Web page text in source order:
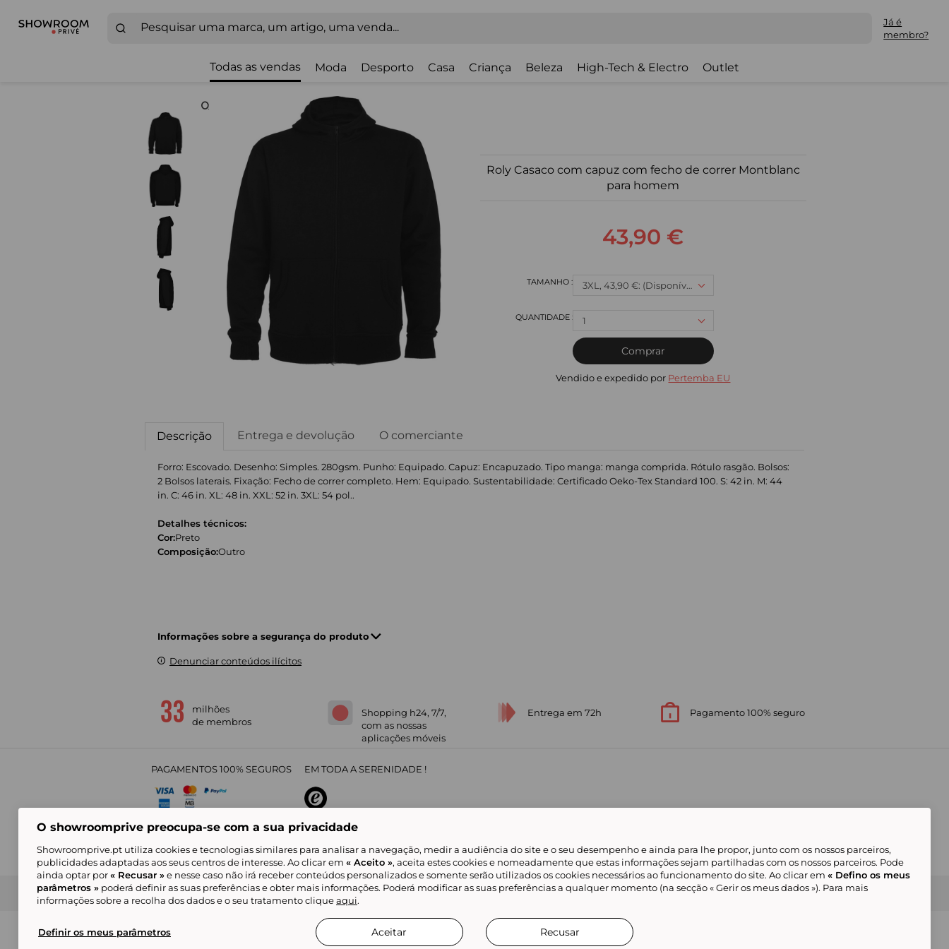
Já é
membro?
Todas as vendas Moda Desporto Casa Criança Beleza High-Tech & Electro Outlet
Roly Casaco com capuz com fecho de correr Montblanc
para homem
43,90 €
3XL, 43,90 €: (Disponível)
1
Comprar
Vendido e expedido por Pertemba EU
Descrição Entrega e devolução O comerciante
Forro: Escovado. Desenho: Simples. 280gsm. Punho: Equipado. Capuz: Encapuzado. Tipo manga: manga comprida. Rótulo rasgão. Bolsos:
2 Bolsos laterais. Fixação: Fecho de correr completo. Hem: Equipado. Sustentabilidade: Certificado Oeko-Tex Standard 100. S: 42 in. M: 44
in. C: 46 in. XL: 48 in. XXL: 52 in. 3XL: 54 pol..
Detalhes técnicos:
Cor:Preto
Composição:Outro
Informações sobre a segurança do produto
Denunciar conteúdos ilícitos
milhões
de membros
Shopping h24, 7/7,
com as nossas
aplicações móveis
Entrega em 72h Pagamento 100% seguro
PAGAMENTOS 100% SEGUROS EM TODA A SERENIDADE !
4,31/5 sobre
Condições Gerais de Venda Política de Confidencialidade Livro de Reclamações Showroomprive group Ajuda e Contacto Gerir os meus cookies
Condições Gerais
de Marketplace
Alguns visuais são gerados com inteligência artificial
© Showroomprive.pt 2026
O showroomprive preocupa-se com a sua privacidade
Showroomprive.pt utiliza cookies e tecnologias similares para analisar a navegação, medir a audiência do site e o seu desempenho e ainda para lhe propor, junto com os nossos parceiros,
publicidades adaptadas aos seus centros de interesse. Ao clicar em « Aceito », aceita estes cookies e nomeadamente que estas informações sejam partilhadas com os nossos parceiros. Pode
ainda optar por« Recusar »e nesse caso não irá receber conteúdos personalizados e somente serão utilizados os cookies necessários ao funcionamento do site. Ao clicar em « Defino os meus
parâmetros » poderá definir as suas preferências e obter mais informações. Poderá modificar as suas preferências a qualquer momento (na secção « Gerir os meus dados »). Para mais
informações sobre a recolha dos dados e o seu tratamento cliqueaqui.
Definir os meus parâmetros Aceitar Recusar